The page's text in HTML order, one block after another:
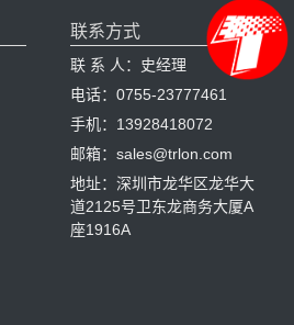
联系方式
联 系 人：史经理
电话：0755-23777461
手机：13928418072
邮箱：sales@trlon.com
地址：深圳市龙华区龙华大
道2125号卫东龙商务大厦A
座1916A